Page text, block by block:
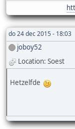
do 24 dec 2015 - 18:03
joboy52
Location: Soest
Hetzelfde